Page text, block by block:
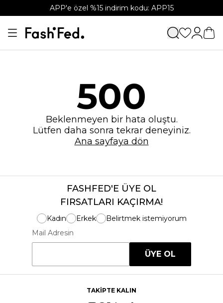
APP'e özel %15 indirim kodu: APP15
500
Beklenmeyen bir hata oluştu.
Lütfen daha sonra tekrar deneyiniz.
Ana sayfaya dön
FASHFED'E ÜYE OL
FIRSATLARI KAÇIRMA!
Kadın Erkek
Belirtmek istemiyorum
Mail Adresin
ÜYE OL
TAKİPTE KALIN